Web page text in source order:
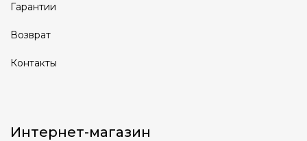
Гарантии
Возврат
Контакты
Интернет-магазин